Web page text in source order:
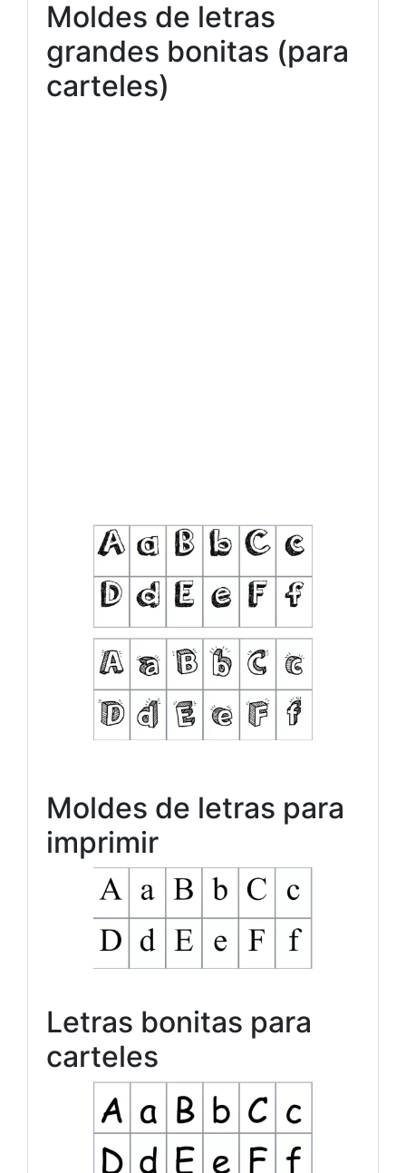
Moldes de letras
grandes bonitas (para
carteles)
Moldes de letras para
imprimir
Letras bonitas para
carteles